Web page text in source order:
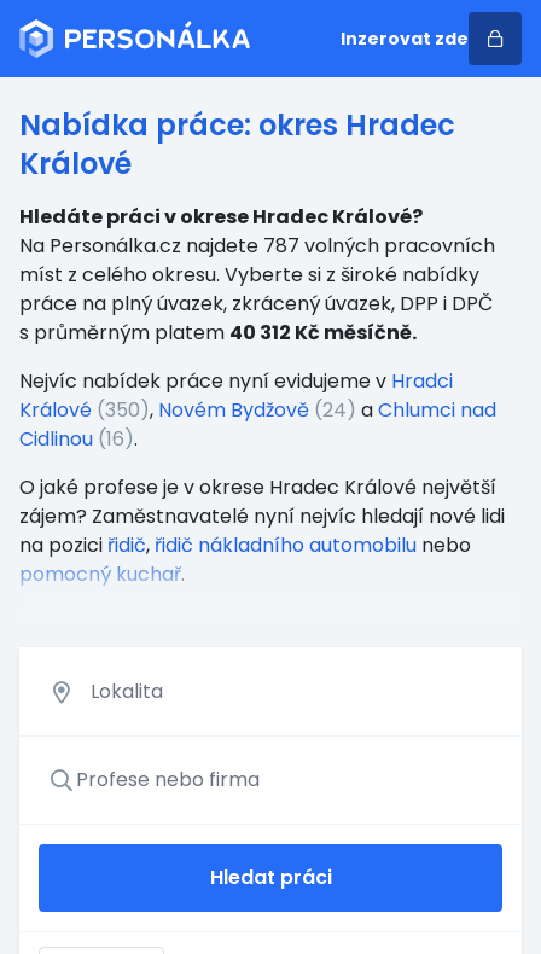
Inzerovat zde
Nabídka práce: okres Hradec
Králové
Hledáte práci v okrese Hradec Králové?
Na Personálka.cz najdete 787 volných pracovních
míst z celého okresu. Vyberte si z široké nabídky
práce na plný úvazek, zkrácený úvazek, DPP i DPČ
s průměrným platem 40 312 Kč měsíčně.
Nejvíc nabídek práce nyní evidujeme v Hradci
Králové (350), Novém Bydžově (24) aChlumci nad
Cidlinou (16).
O jaké profese je v okrese Hradec Králové největší
zájem? Zaměstnavatelé nyní nejvíc hledají nové lidi
na pozici řidič, řidič nákladního automobilu nebo
pomocný kuchař.
Hledat práci